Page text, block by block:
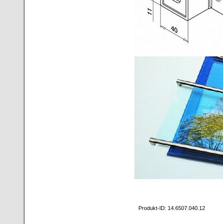
Produkt-ID: 14.6507.040.12